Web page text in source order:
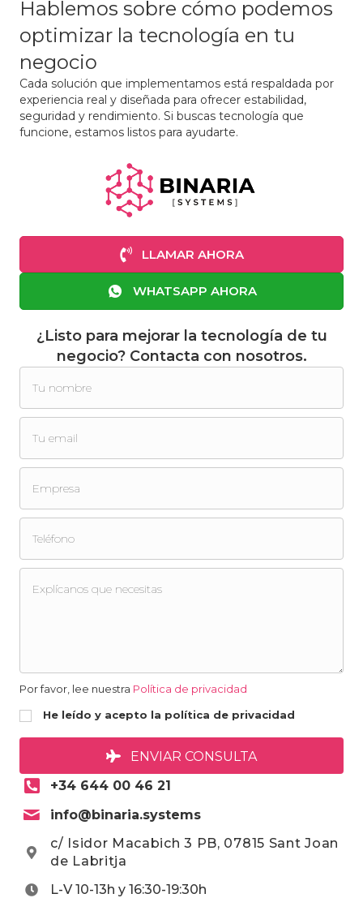
Hablemos sobre cómo podemos
optimizar la tecnología en tu
negocio
Cada solución que implementamos está respaldada por
experiencia real y diseñada para ofrecer estabilidad,
seguridad y rendimiento. Si buscas tecnología que
funcione, estamos listos para ayudarte.
LLAMAR AHORA
WHATSAPP AHORA
¿Listo para mejorar la tecnología de tu
negocio? Contacta con nosotros.
Por favor, lee nuestra Política de privacidad
He leído y acepto la política de privacidad
ENVIAR CONSULTA
+34 644 00 46 21
info@binaria.systems
c/ Isidor Macabich 3 PB, 07815 Sant Joan
de Labritja
L-V 10-13h y 16:30-19:30h